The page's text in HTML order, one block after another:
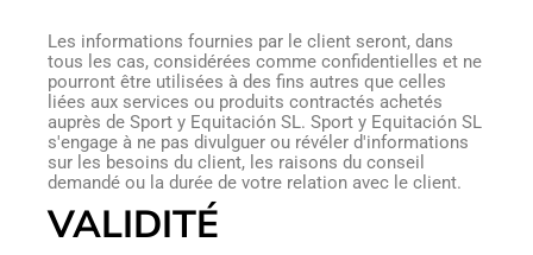
Les informations fournies par le client seront, dans
tous les cas, considérées comme confidentielles et ne
pourront être utilisées à des fins autres que celles
liées aux services ou produits contractés achetés
auprès de Sport y Equitación SL. Sport y Equitación SL
s'engage à ne pas divulguer ou révéler d'informations
sur les besoins du client, les raisons du conseil
demandé ou la durée de votre relation avec le client.
VALIDITÉ